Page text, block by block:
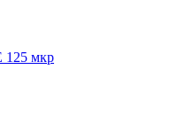
125 мкр